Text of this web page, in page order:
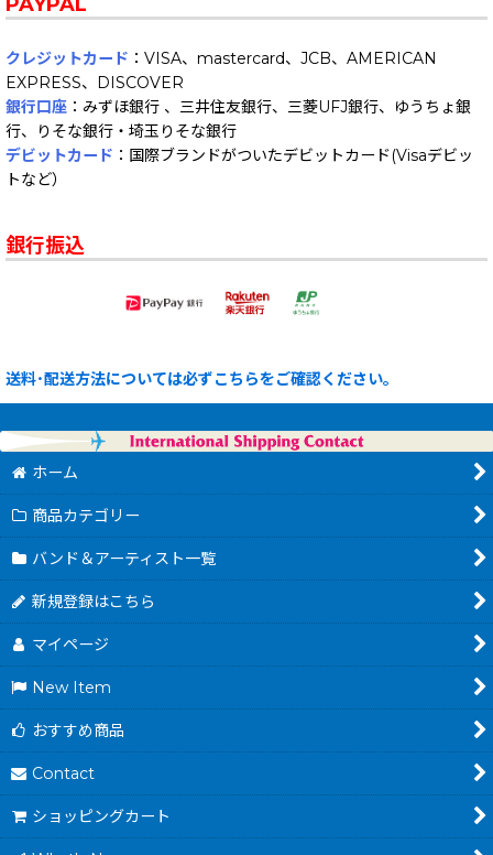
クレジットカード ：VISA、mastercard、JCB、AMERICAN
EXPRESS、DISCOVER
銀行口座 ：みずほ銀行 、三井住友銀行、三菱UFJ銀行、ゆうちょ銀
行、りそな銀行・埼玉りそな銀行
デビットカード ：国際ブランドがついたデビットカード(Visaデビッ
トなど）
銀行振込
送料･配送方法については必ずこちらをご確認ください。
ホーム
商品カテゴリー
バンド＆アーティスト一覧
新規登録はこちら
マイページ
New Item
おすすめ商品
Contact
ショッピングカート